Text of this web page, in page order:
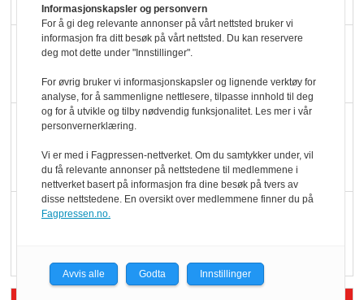
Potetball, kylling og 98
oktan
KBS-bransjen i
endring: Stadig større
serveringstilbud
Informasjonskapsler og personvern
For å gi deg relevante annonser på vårt nettsted bruker vi
informasjon fra ditt besøk på vårt nettsted. Du kan reservere
deg mot dette under "Innstillinger".
For øvrig bruker vi informasjonskapsler og lignende verktøy for
analyse, for å sammenligne nettlesere, tilpasse innhold til deg
og for å utvikle og tilby nødvendig funksjonalitet. Les mer i vår
personvernerklæring.
Vi er med i Fagpressen-nettverket. Om du samtykker under, vil
du få relevante annonser på nettstedene til medlemmene i
nettverket basert på informasjon fra dine besøk på tvers av
disse nettstedene. En oversikt over medlemmene finner du på
Fagpressen.no.
Avvis alle Godta Innstillinger